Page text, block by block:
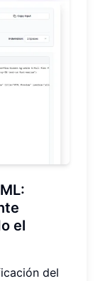
el
del